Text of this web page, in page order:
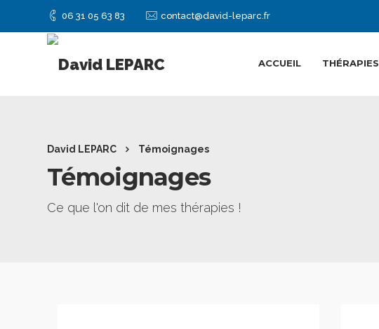
06 31 05 63 83 contact@david-leparc.fr
ACCUEIL THÉRAPIES
David LEPARC Témoignages
Témoignages
Ce que l'on dit de mes thérapies !